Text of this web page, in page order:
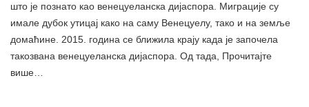
што је познато као венецуеланска дијаспора. Миграције су
имале дубок утицај како на саму Венецуелу, тако и на земље
домаћине. 2015. година се ближила крају када је започела
такозвана венецуеланска дијаспора. Од тада, Прочитајте
више…